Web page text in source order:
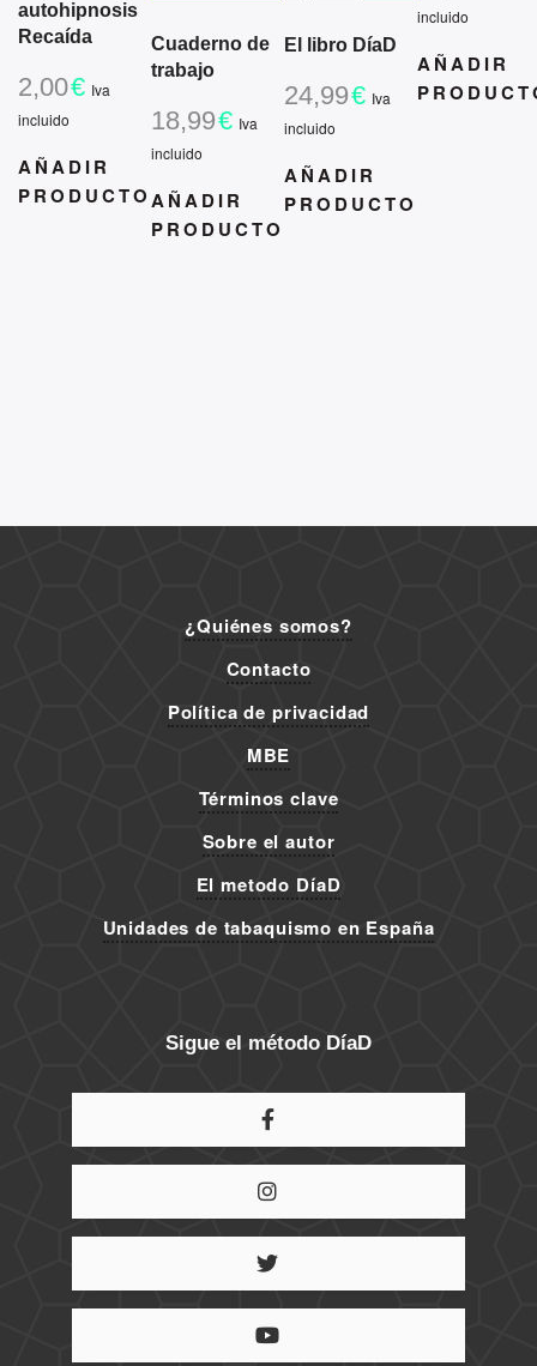
autohipnosis
Recaída
2,00€ Iva
incluido
AÑADIR
PRODUCTO
Cuaderno de
trabajo
18,99€ Iva
incluido
AÑADIR
PRODUCTO
El libro DíaD
24,99€ Iva
incluido
AÑADIR
PRODUCTO
incluido
AÑADIR
¿Quiénes somos?
Contacto
Política de privacidad
MBE
Términos clave
Sobre el autor
El metodo DíaD
Unidades de tabaquismo en España
Sigue el método DíaD